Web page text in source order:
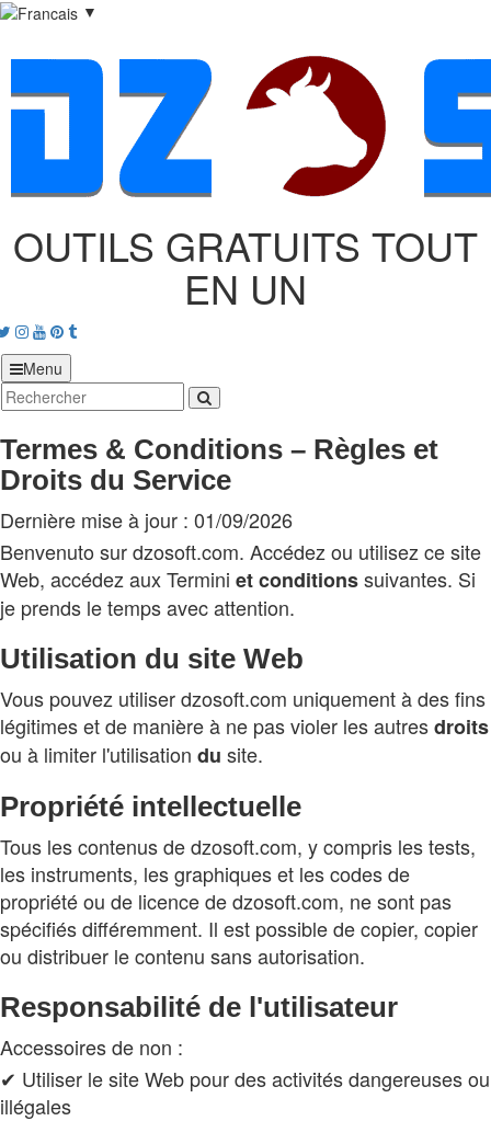
▼
OUTILS GRATUITS TOUT
EN UN
Twitter
Instagram
Youtube
Pinterest
tumblr
Menu
Termes & Conditions – Règles et
Droits du Service
Dernière mise à jour : 01/09/2026
Benvenuto sur dzosoft.com. Accédez ou utilisez ce site
Web, accédez aux Termini etconditionssuivantes. Si
je prends le temps avec attention.
Utilisation du site Web
Vous pouvez utiliser dzosoft.com uniquement à des fins
légitimes et de manière à ne pas violer les autresdroits
ou à limiter l'utilisation du site.
Propriété intellectuelle
Tous les contenus de dzosoft.com, y compris les tests,
les instruments, les graphiques et les codes de
propriété ou de licence de dzosoft.com, ne sont pas
spécifiés différemment. Il est possible de copier, copier
ou distribuer le contenu sans autorisation.
Responsabilité de l'utilisateur
Accessoires de non :
✔ Utiliser le site Web pour des activités dangereuses ou
illégales